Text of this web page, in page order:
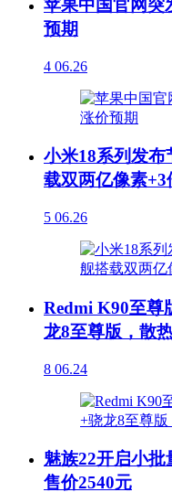
苹果中国官网突
预期
4 06.26
小米18系列发
载双两亿像素+3
5 06.26
Redmi K90至尊
龙8至尊版，散
8 06.24
魅族22开启小
售价2540元